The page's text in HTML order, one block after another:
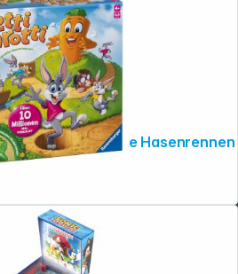
Ravensburger Lotti Karotti: Das verdrehte Hasenrennen